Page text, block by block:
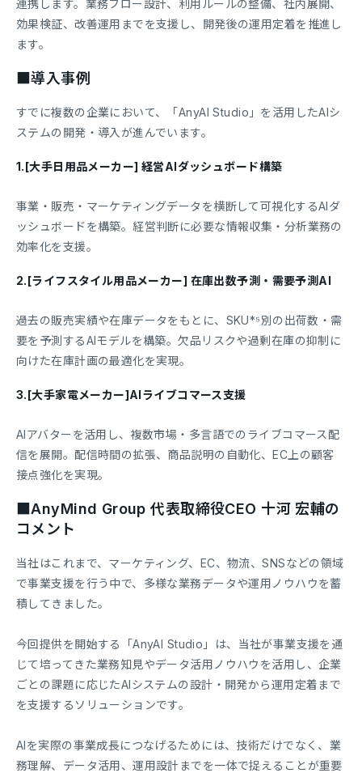
連携します。業務フロー設計、利用ルールの整備、社内展開、
効果検証、改善運用までを支援し、開発後の運用定着を推進し
ます。
■導入事例
すでに複数の企業において、「AnyAI Studio」を活用したAIシ
ステムの開発・導入が進んでいます。
1.[大手日用品メーカー] 経営AIダッシュボード構築
事業・販売・マーケティングデータを横断して可視化するAIダ
ッシュボードを構築。経営判断に必要な情報収集・分析業務の
効率化を支援。
2.[ライフスタイル用品メーカー] 在庫出数予測・需要予測AI
過去の販売実績や在庫データをもとに、SKU*⁵別の出荷数・需
要を予測するAIモデルを構築。欠品リスクや過剰在庫の抑制に
向けた在庫計画の最適化を実現。
3.[大手家電メーカー]AIライブコマース支援
AIアバターを活用し、複数市場・多言語でのライブコマース配
信を展開。配信時間の拡張、商品説明の自動化、EC上の顧客
接点強化を実現。
■AnyMind Group 代表取締役CEO 十河 宏輔の
コメント
当社はこれまで、マーケティング、EC、物流、SNSなどの領域
で事業支援を行う中で、多様な業務データや運用ノウハウを蓄
積してきました。
今回提供を開始する「AnyAI Studio」は、当社が事業支援を通
じて培ってきた業務知見やデータ活用ノウハウを活用し、企業
ごとの課題に応じたAIシステムの設計・開発から運用定着まで
を支援するソリューションです。
AIを実際の事業成長につなげるためには、技術だけでなく、業
務理解、データ活用、運用設計までを一体で捉えることが重要